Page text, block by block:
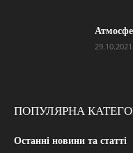
29.10.2021
ПОПУЛЯРНА
Останні новини та статті